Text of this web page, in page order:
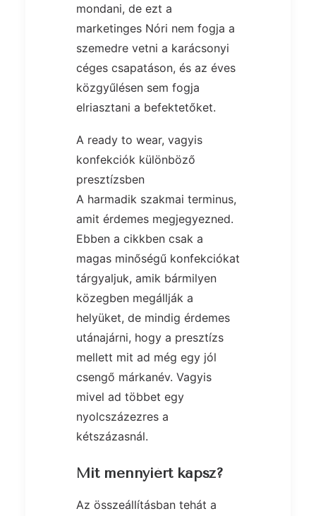
mondani, de ezt a
marketinges Nóri nem fogja a
szemedre vetni a karácsonyi
céges csapatáson, és az éves
közgyűlésen sem fogja
elriasztani a befektetőket.
A ready to wear, vagyis
konfekciók különböző
presztízsben
A harmadik szakmai terminus,
amit érdemes megjegyezned.
Ebben a cikkben csak a
magas minőségű konfekciókat
tárgyaljuk, amik bármilyen
közegben megállják a
helyüket, de mindig érdemes
utánajárni, hogy a presztízs
mellett mit ad még egy jól
csengő márkanév. Vagyis
mivel ad többet egy
nyolcszázezres a
kétszázasnál.
Mit mennyiért kapsz?
Az összeállításban tehát a